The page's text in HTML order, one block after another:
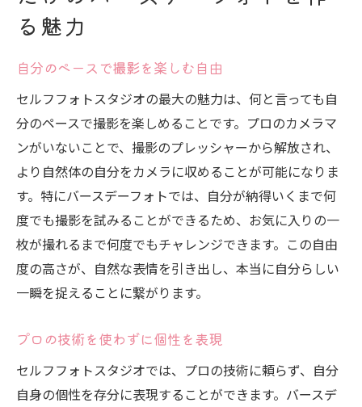
な体験
特別な瞬間を撮影
テーマに合わせた衣装とメイクの工夫
セルフタイマーを活用した自然な表情のキ
ャッチ
誕生日ならではの小道具を活用した撮影
自分らしいポージングのヒント
写真に感情を込めるテクニック
特別な瞬間を逃さない撮影のコツ
思い出の宝物に！セルフフォトスタジオで誕生
光の使い方で写真の雰囲気を変える
撮影場所に合った背景の選び方
セルフフォトスタジオでの季節感の取り入
る魅力
自分のペースで撮影を楽しむ自由
セルフフォトスタジオの最大の魅力は、何と言っても自
分のペースで撮影を楽しめることです。プロのカメラマ
ンがいないことで、撮影のプレッシャーから解放され、
より自然体の自分をカメラに収めることが可能になりま
す。特にバースデーフォトでは、自分が納得いくまで何
度でも撮影を試みることができるため、お気に入りの一
枚が撮れるまで何度でもチャレンジできます。この自由
度の高さが、自然な表情を引き出し、本当に自分らしい
一瞬を捉えることに繋がります。
プロの技術を使わずに個性を表現
セルフフォトスタジオでは、プロの技術に頼らず、自分
自身の個性を存分に表現することができます。バースデ